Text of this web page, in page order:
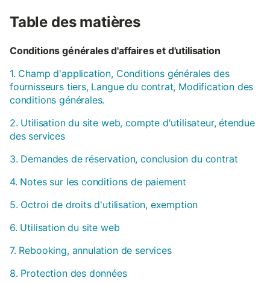
Table des matières
Conditions générales d'affaires et d'utilisation
1. Champ d'application, Conditions générales des
fournisseurs tiers, Langue du contrat, Modification des
conditions générales.
2. Utilisation du site web, compte d'utilisateur, étendue
des services
3. Demandes de réservation, conclusion du contrat
4. Notes sur les conditions de paiement
5. Octroi de droits d'utilisation, exemption
6. Utilisation du site web
7. Rebooking, annulation de services
8. Protection des données